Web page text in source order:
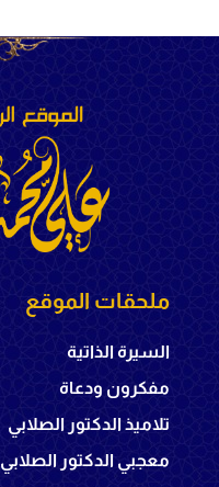
ملحقات الموقع
السيرة الذاتية
مفكرون ودعاة
تلاميذ الدكتور الصلابي
معجبي الدكتور الصلابي